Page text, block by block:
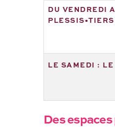
DU VENDREDI
LE SAMEDI :
Des